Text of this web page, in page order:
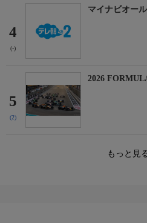
4
(-)
マイナビオー
5
(2)
2026
もっと